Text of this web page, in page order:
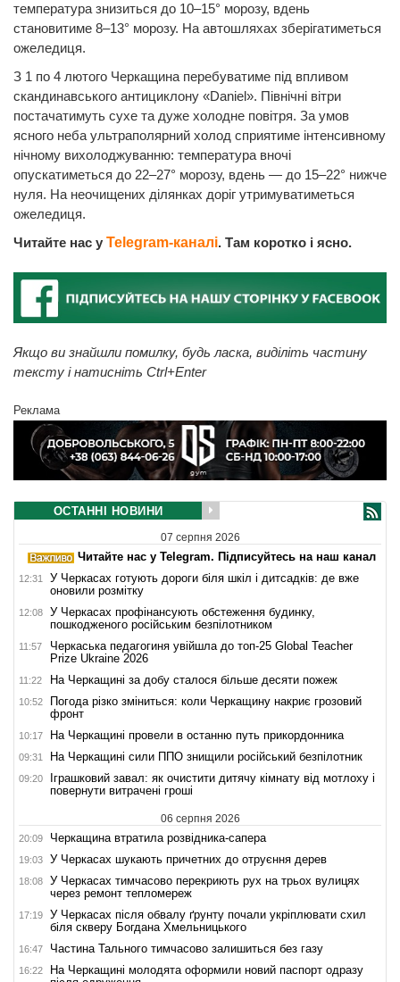
температура знизиться до 10–15° морозу, вдень
становитиме 8–13° морозу. На автошляхах зберігатиметься
ожеледиця.
З 1 по 4 лютого Черкащина перебуватиме під впливом
скандинавського антициклону «Daniel». Північні вітри
постачатимуть сухе та дуже холодне повітря. За умов
ясного неба ультраполярний холод сприятиме інтенсивному
нічному вихолоджуванню: температура вночі
опускатиметься до 22–27° морозу, вдень — до 15–22° нижче
нуля. На неочищених ділянках доріг утримуватиметься
ожеледиця.
Читайте нас у Telegram-каналі. Там коротко і ясно.
Якщо ви знайшли помилку, будь ласка, виділіть частину
тексту і натисніть Ctrl+Enter
Реклама
ОСТАННІ НОВИНИ
07 серпня 2026
Читайте нас у Telegram. Підписуйтесь на наш канал
12:31
У Черкасах готують дороги біля шкіл і дитсадків: де вже
оновили розмітку
12:08
У Черкасах профінансують обстеження будинку,
пошкодженого російським безпілотником
11:57
Черкаська педагогиня увійшла до топ-25 Global Teacher
Prize Ukraine 2026
11:22 На Черкащині за добу сталося більше десяти пожеж
10:52
Погода різко зміниться: коли Черкащину накриє грозовий
фронт
10:17 На Черкащині провели в останню путь прикордонника
09:31 На Черкащині сили ППО знищили російський безпілотник
09:20
Іграшковий завал: як очистити дитячу кімнату від мотлоху і
повернути витрачені гроші
06 серпня 2026
20:09 Черкащина втратила розвідника-сапера
19:03 У Черкасах шукають причетних до отруєння дерев
18:08
У Черкасах тимчасово перекриють рух на трьох вулицях
через ремонт тепломереж
17:19
У Черкасах після обвалу ґрунту почали укріплювати схил
біля скверу Богдана Хмельницького
16:47 Частина Тального тимчасово залишиться без газу
16:22
На Черкащині молодята оформили новий паспорт одразу